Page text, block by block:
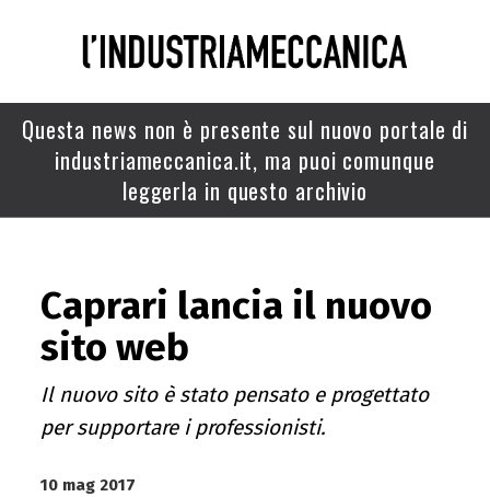
Questa news non è presente sul nuovo portale di
industriameccanica.it, ma puoi comunque
leggerla in questo archivio
Caprari lancia il nuovo
sito web
Il nuovo sito è stato pensato e progettato
per supportare i professionisti.
10 mag 2017